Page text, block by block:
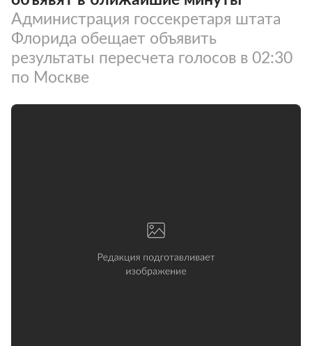
Администрация госсекретаря штата
Флорида обещает объявить
результаты пересчета голосов в 02:30
по Москве